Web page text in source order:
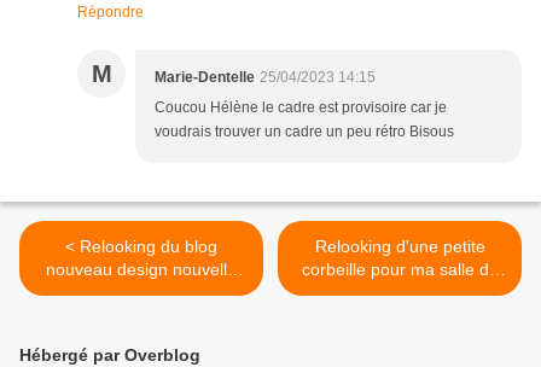
Répondre
M Marie-Dentelle 25/04/2023 14:15
Coucou Hélène le cadre est provisoire car je
voudrais trouver un cadre un peu rétro Bisous
< Relooking du blog
nouveau design nouvelle
navigation
Relooking d'une petite
corbeille pour ma salle de
bain >
Hébergé par Overblog